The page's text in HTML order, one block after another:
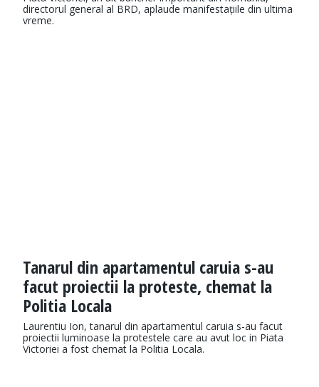
directorul general al BRD, aplaude manifestațiile din ultima
vreme.
Tanarul din apartamentul caruia s-au
facut proiectii la proteste, chemat la
Politia Locala
Laurentiu Ion, tanarul din apartamentul caruia s-au facut
proiectii luminoase la protestele care au avut loc in Piata
Victoriei a fost chemat la Politia Locala.